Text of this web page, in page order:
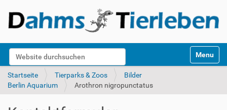
Website durchsuchen
k
Toggle
Startseite Tierparks & Zoos
Bilder
Berlin Aquarium
Arothron nigropunctatus